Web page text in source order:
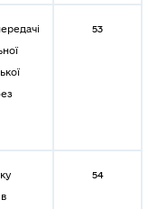
53
54